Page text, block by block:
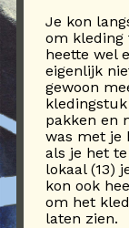
Je kon
om kleding
heette wel
eigenlijk
gewoon
pakken en
was met je
als je het
lokaal (13)
kon ook
om het
laten zien.